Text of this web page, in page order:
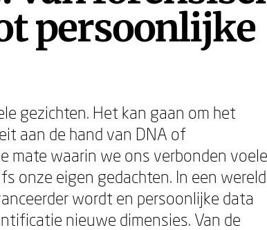
persoonlijke
gezichten. Het kan gaan om het
aan de hand van DNA of
mate waarin we ons verbonden
onze eigen gedachten. In een wereld
wordt en persoonlijke data
nieuwe dimensies. Van de